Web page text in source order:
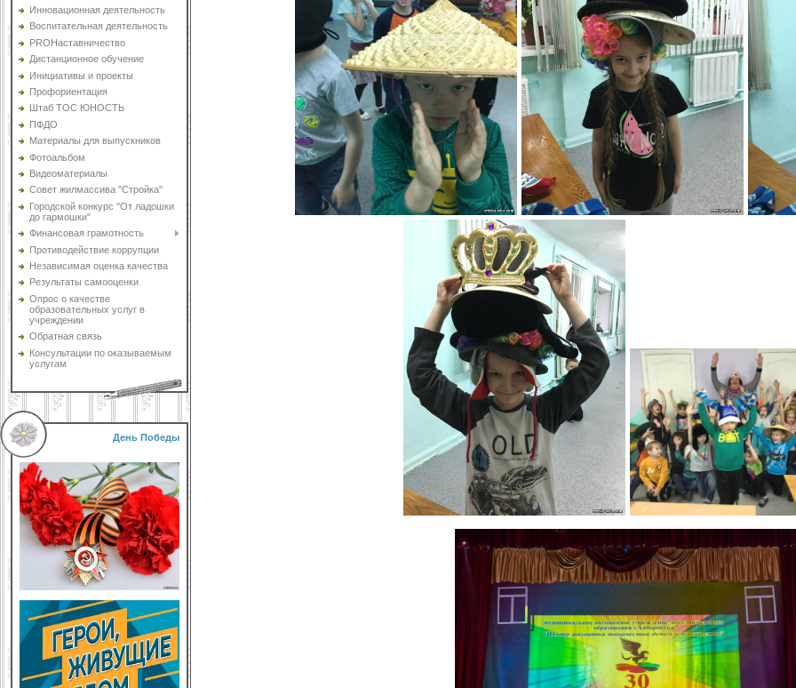
Инновационная деятельность
Воспитательная деятельность
PROНаставничество
Дистанционное обучение
Инициативы и проекты
Профориентация
Штаб ТОС ЮНОСТЬ
ПФДО
Материалы для выпускников
Фотоальбом
Видеоматериалы
Совет жилмассива "Стройка"
Городской конкурс "От ладошки
до гармошки"
Финансовая грамотность
Противодействие коррупции
Независимая оценка качества
Результаты самооценки
Опрос о качестве
образовательных услуг в
учреждении
Обратная связь
Консультации по оказываемым
услугам
День Победы